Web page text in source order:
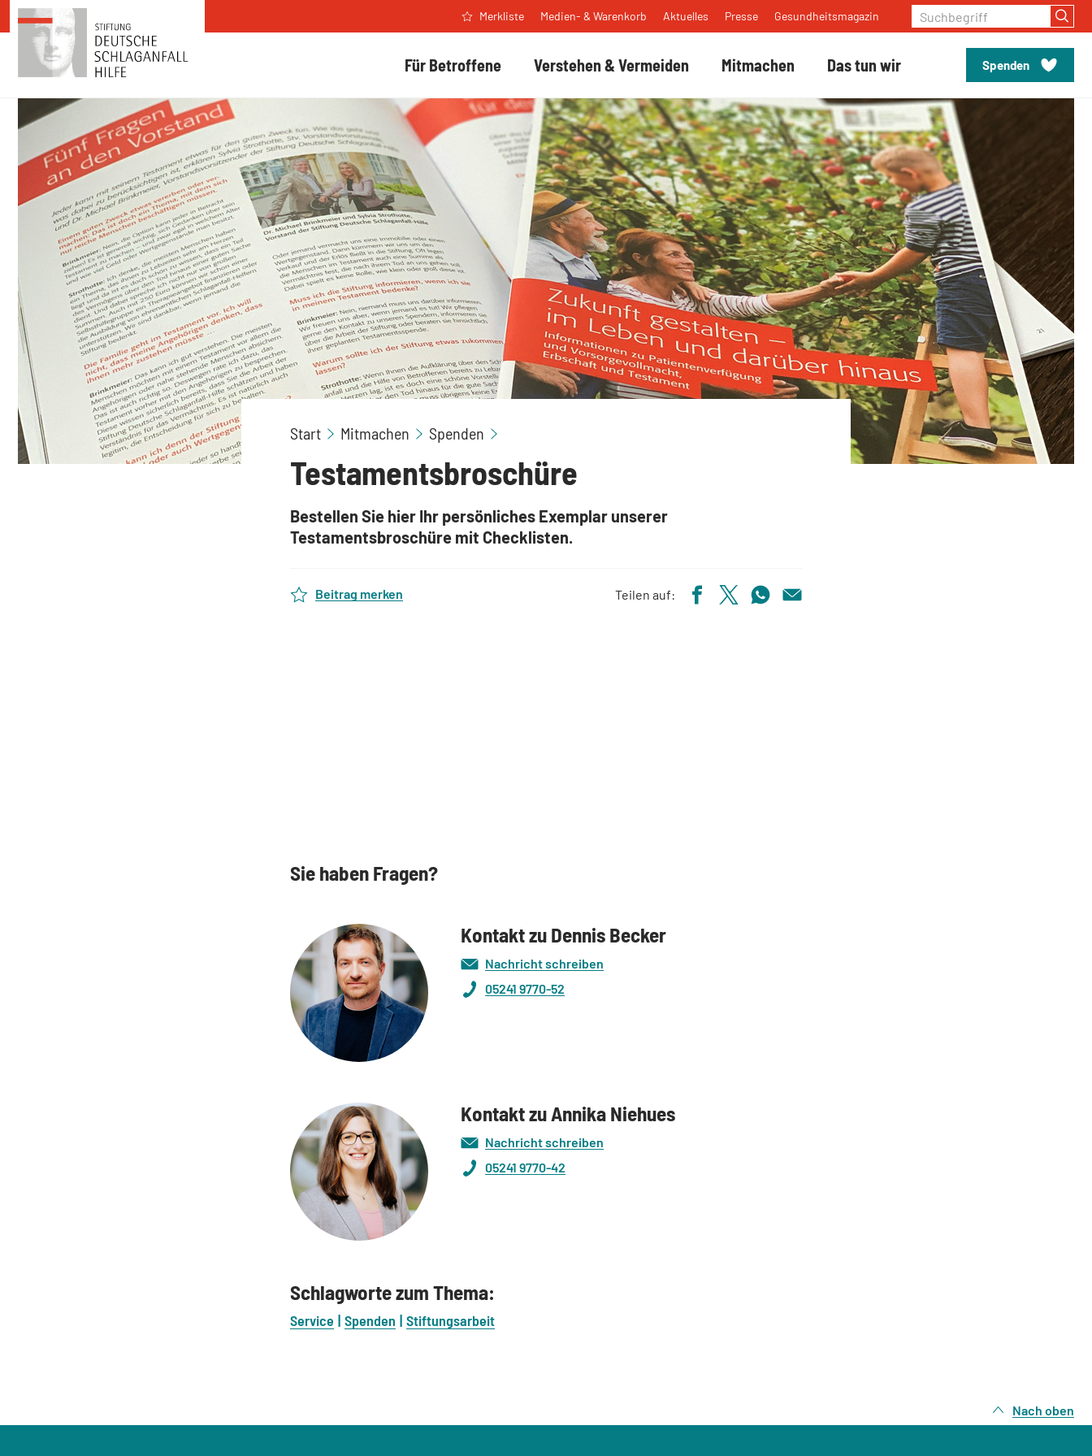
Zum Inhalt springen
Für Betroffene Verstehen & Vermeiden Mitmachen Das tun wir Spenden
Merkliste Medien- & Warenkorb Aktuelles Presse Gesundheitsmagazin Suchbegriff
Start Mitmachen Spenden
Testamentsbroschüre
Bestellen Sie hier Ihr persönliches Exemplar unserer
Testamentsbroschüre mit Checklisten.
Beitrag merken Teilen auf:
Sie haben Fragen?
Kontakt zu Dennis Becker
Nachricht schreiben
05241 9770-52
Kontakt zu Annika Niehues
Nachricht schreiben
05241 9770-42
Schlagworte zum Thema:
Service Spenden Stiftungsarbeit
Nach oben